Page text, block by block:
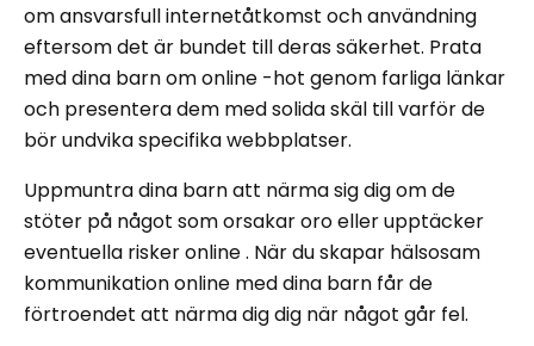
om ansvarsfull internetåtkomst och användning
eftersom det är bundet till deras säkerhet. Prata
med dina barn om online -hot genom farliga länkar
och presentera dem med solida skäl till varför de
bör undvika specifika webbplatser.
Uppmuntra dina barn att närma sig dig om de
stöter på något som orsakar oro eller upptäcker
eventuella risker online . När du skapar hälsosam
kommunikation online med dina barn får de
förtroendet att närma dig dig när något går fel.